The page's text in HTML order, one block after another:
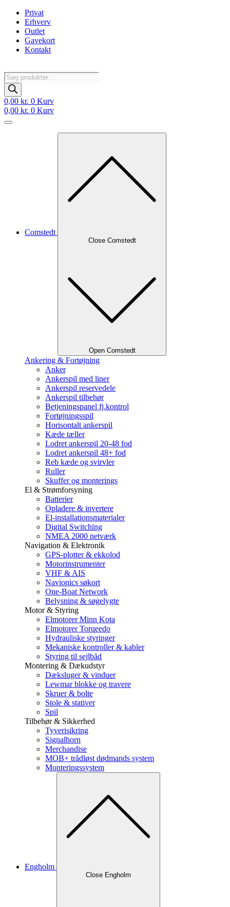
Videre
indhold
Privat
Erhverv
Outlet
Gavekort
Kontakt
Products
search
0,00 kr. 0 Kurv
0,00 kr. 0 Kurv
Comstedt
Close Comstedt
Open Comstedt
Ankering & Fortøjning
Anker
Ankerspil med liner
Ankerspil reservedele
Ankerspil tilbehør
Betjeningspanel fj.kontrol
Fortøjningsspil
Horisontalt ankerspil
Kæde tæller
Lodret ankerspil 20-48 fod
Lodret ankerspil 48+ fod
Reb kæde og svirvler
Ruller
Skuffer og monterings
El & Strømforsyning
Batterier
Opladere & invertere
El-installationsmaterialer
Digital Switching
NMEA 2000 netværk
Navigation & Elektronik
GPS-plotter & ekkolod
Motorinstrumenter
VHF & AIS
Navionics søkort
One-Boat Network
Belysning & søgelygte
Motor & Styring
Elmotorer Minn Kota
Elmotorer Torqeedo
Hydrauliske styringer
Mekaniske kontroller & kabler
Styring til sejlbåd
Montering & Dækudstyr
Dæksluger & vinduer
Lewmar blokke og travere
Skruer & bolte
Stole & stativer
Spil
Tilbehør & Sikkerhed
Tyverisikring
Signalhorn
Merchandise
MOB+ trådløst dødmands system
Monteringssystem
Engholm
Close Engholm